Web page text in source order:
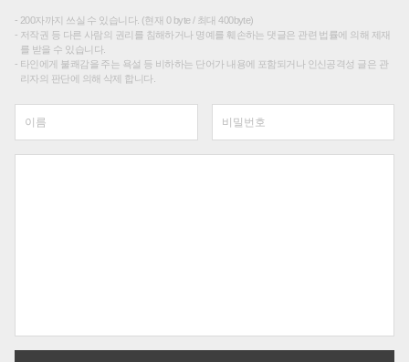
200자까지 쓰실 수 있습니다. (현재 0 byte / 최대 400byte)
저작권 등 다른 사람의 권리를 침해하거나 명예를 훼손하는 댓글은 관련 법률에 의해 제재
를 받을 수 있습니다.
타인에게 불쾌감을 주는 욕설 등 비하하는 단어가 내용에 포함되거나 인신공격성 글은 관
리자의 판단에 의해 삭제 합니다.